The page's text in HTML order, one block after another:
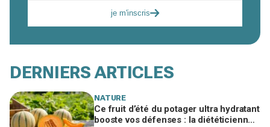
je m'inscris
DERNIERS ARTICLES
NATURE
Ce fruit d’été du potager ultra hydratant
booste vos défenses : la diététicienne